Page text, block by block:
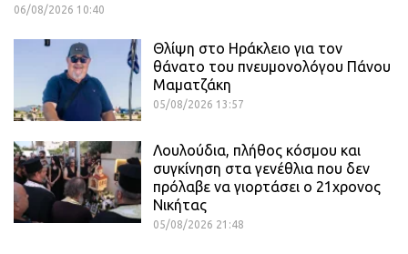
06/08/2026 10:40
Θλίψη στο Ηράκλειο για τον
θάνατο του πνευμονολόγου Πάνου
Μαματζάκη
05/08/2026 13:57
Λουλούδια, πλήθος κόσμου και
συγκίνηση στα γενέθλια που δεν
πρόλαβε να γιορτάσει ο 21χρονος
Νικήτας
05/08/2026 21:48